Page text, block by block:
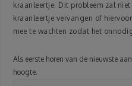
kraanleertje. Dit probleem zal
kraanleertje vervangen of
mee te wachten zodat het
Als eerste horen van de nieuwste
hoogte.